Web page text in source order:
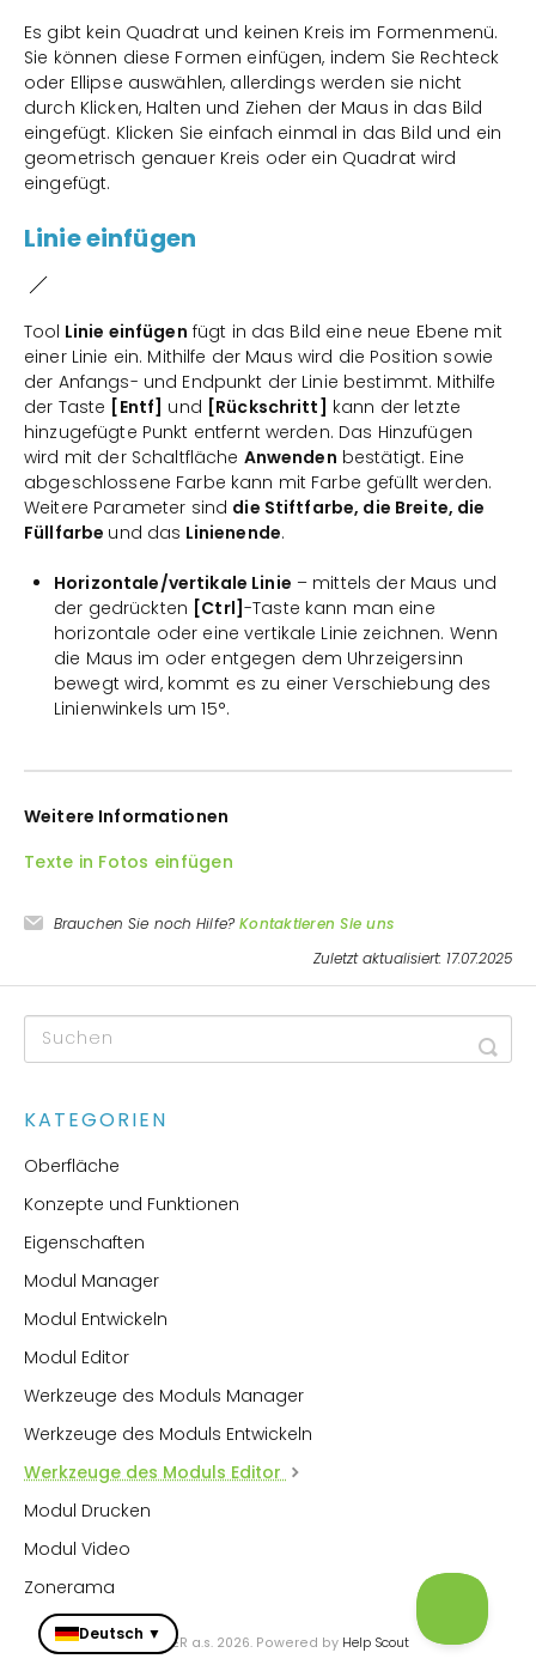
Deutsch ▼
Es gibt kein Quadrat und keinen Kreis im Formenmenü.
Sie können diese Formen einfügen, indem Sie Rechteck
oder Ellipse auswählen, allerdings werden sie nicht
durch Klicken, Halten und Ziehen der Maus in das Bild
eingefügt. Klicken Sie einfach einmal in das Bild und ein
geometrisch genauer Kreis oder ein Quadrat wird
eingefügt.
Linie einfügen
Tool Linie einfügen fügt in das Bild eine neue Ebene mit
einer Linie ein. Mithilfe der Maus wird die Position sowie
der Anfangs- und Endpunkt der Linie bestimmt. Mithilfe
der Taste [Entf] und [Rückschritt] kann der letzte
hinzugefügte Punkt entfernt werden. Das Hinzufügen
wird mit der Schaltfläche Anwenden bestätigt. Eine
abgeschlossene Farbe kann mit Farbe gefüllt werden.
Weitere Parameter sind die Stiftfarbe, die Breite, die
Füllfarbe und das Linienende.
Horizontale/vertikale Linie – mittels der Maus und
der gedrückten [Ctrl] -Taste kann man eine
horizontale oder eine vertikale Linie zeichnen. Wenn
die Maus im oder entgegen dem Uhrzeigersinn
bewegt wird, kommt es zu einer Verschiebung des
Linienwinkels um 15°.
Weitere Informationen
Texte in Fotos einfügen
Brauchen Sie noch Hilfe? Kontaktieren Sie uns
Zuletzt aktualisiert: 17.07.2025
KATEGORIEN
Oberfläche
Konzepte und Funktionen
Eigenschaften
Modul Manager
Modul Entwickeln
Modul Editor
Werkzeuge des Moduls Manager
Werkzeuge des Moduls Entwickeln
Werkzeuge des Moduls Editor
Modul Drucken
Modul Video
Zonerama
© ZONER a.s. 2026. Powered by Help Scout